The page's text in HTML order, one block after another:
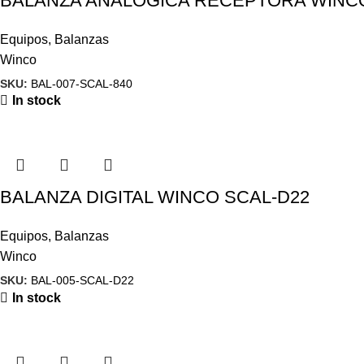
Equipos, Balanzas
Winco
SKU: BAL-007-SCAL-840
In stock
BALANZA DIGITAL WINCO SCAL-D22
Equipos, Balanzas
Winco
SKU: BAL-005-SCAL-D22
In stock